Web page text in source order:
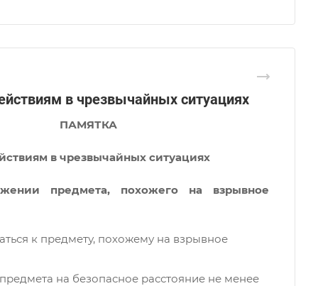
в чрезвычайных ситуациях
ПАМЯТКА
в чрезвычайных ситуациях
предмета, похожего на взрывное
к предмету, похожему на взрывное
на безопасное расстояние не менее